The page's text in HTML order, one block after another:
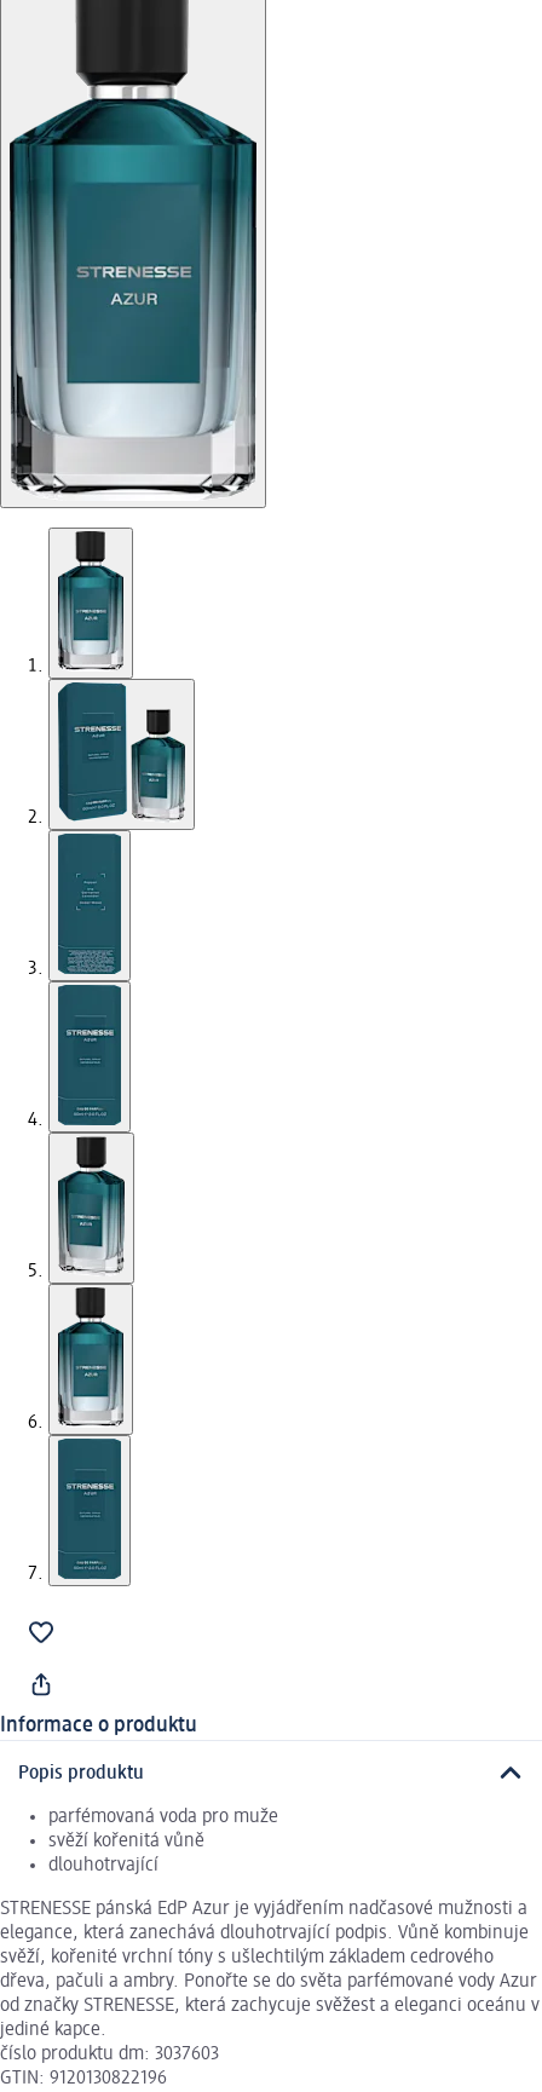
Informace o produktu
Popis produktu
parfémovaná voda pro muže
svěží kořenitá vůně
dlouhotrvající
STRENESSE pánská EdP Azur je vyjádřením nadčasové mužnosti a
elegance, která zanechává dlouhotrvající podpis. Vůně kombinuje
svěží, kořenité vrchní tóny s ušlechtilým základem cedrového
dřeva, pačuli a ambry. Ponořte se do světa parfémované vody Azur
od značky STRENESSE, která zachycuje svěžest a eleganci oceánu v
jediné kapce.
číslo produktu dm: 3037603
GTIN: 9120130822196